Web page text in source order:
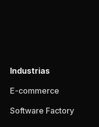
Industrias
E-commerce
Software Factory